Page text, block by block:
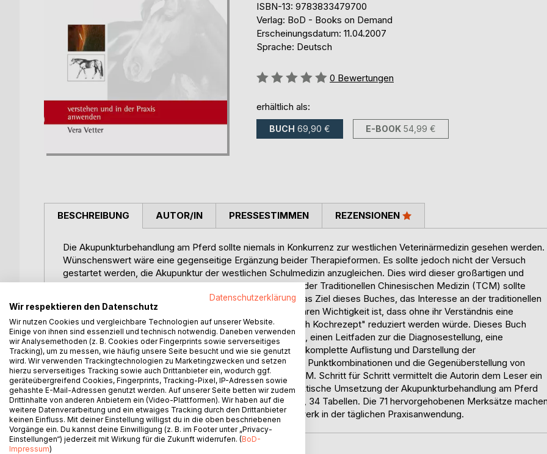
ISBN-13: 9783833479700
Verlag: BoD - Books on Demand
Erscheinungsdatum: 11.04.2007
Sprache: Deutsch
Bewertung::
0 Bewertungen
erhältlich als:
BUCH 69,90 € E-BOOK 54,99 €
BESCHREIBUNG
Die Akupunkturbehandlung am Pferd sollte niemals in Konkurrenz zur westlichen Veterinärmedizin gesehen werden.
Wünschenswert wäre eine gegenseitige Ergänzung beider Therapieformen. Es sollte jedoch nicht der Versuch
gestartet werden, die Akupunktur der westlichen Schulmedizin anzugleichen. Dies wird dieser großartigen und
erfolgreichen Therapieform nicht gerecht. Die Grundlage der Traditionellen Chinesischen Medizin (TCM) sollte
immer in die Behandlung mit einbezogen werden. So ist das Ziel dieses Buches, das Interesse an der traditionellen
Lehre der TCM zu wecken, welche von einer so elementaren Wichtigkeit ist, dass ohne ihr Verständnis eine
Akupunkturbehandlung am Pferd nur auf ein "Stechen nach Kochrezept" reduziert werden würde. Dieses Buch
bietet dem Leser eine umfassende Einführung in die TCM, einen Leitfaden zur die Diagnosestellung, eine
ausführliche Darstellung der TCM-Krankheitsmuster, eine komplette Auflistung und Darstellung der
Akupunkturpunkte inkl. deren Wirkrichtung, praxiserprobte Punktkombinationen und die Gegenüberstellung von
zahlreichen westlichen Krankheitsbildern aus Sicht der TCM. Schritt für Schritt vermittelt die Autorin dem Leser ein
umfassendes Praxis-Know-how, welches die direkte praktische Umsetzung der Akupunkturbehandlung am Pferd
leicht macht. Das Buch beinhaltet 236 Seiten, 34 Grafiken, 34 Tabellen. Die 71 hervorgehobenen Merksätze
dieses Buch u.a. zu einem hervorragenden Nachschlagewerk in der täglichen Praxisanwendung.
AUTOR/IN PRESSESTIMMEN REZENSIONEN
Datenschutzerklärung
Wir respektieren den Datenschutz
Wir nutzen Cookies und vergleichbare Technologien auf unserer Website.
Einige von ihnen sind essenziell und technisch notwendig. Daneben verwenden
wir Analysemethoden (z. B. Cookies oder Fingerprints sowie serverseitiges
Tracking), um zu messen, wie häufig unsere Seite besucht und wie sie genutzt
wird. Wir verwenden Trackingtechnologien zu Marketingzwecken und setzen
hierzu serverseitiges Tracking sowie auch Drittanbieter ein, wodurch ggf.
geräteübergreifend Cookies, Fingerprints, Tracking-Pixel, IP-Adressen sowie
gehashte E-Mail-Adressen genutzt werden. Auf unserer Seite betten wir zudem
Drittinhalte von anderen Anbietern ein (Video-Plattformen). Wir haben auf die
weitere Datenverarbeitung und ein etwaiges Tracking durch den Drittanbieter
keinen Einfluss. Mit deiner Einstellung willigst du in die oben beschriebenen
Vorgänge ein. Du kannst deine Einwilligung (z. B. im Footer unter „Privacy-
Einstellungen“) jederzeit mit Wirkung für die Zukunft widerrufen. (BoD-
Impressum)